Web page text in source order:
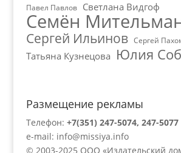
Павел Павлов Светлана Видгоф
Семён
Сергей Ильинов Сергей
Татьяна Кузнецова Юлия
Размещение рекламы
Телефон: +7(351) 247-5074, 247-5077
e-mail: info@missiya.info
© 2003-2025 ООО «Издательский